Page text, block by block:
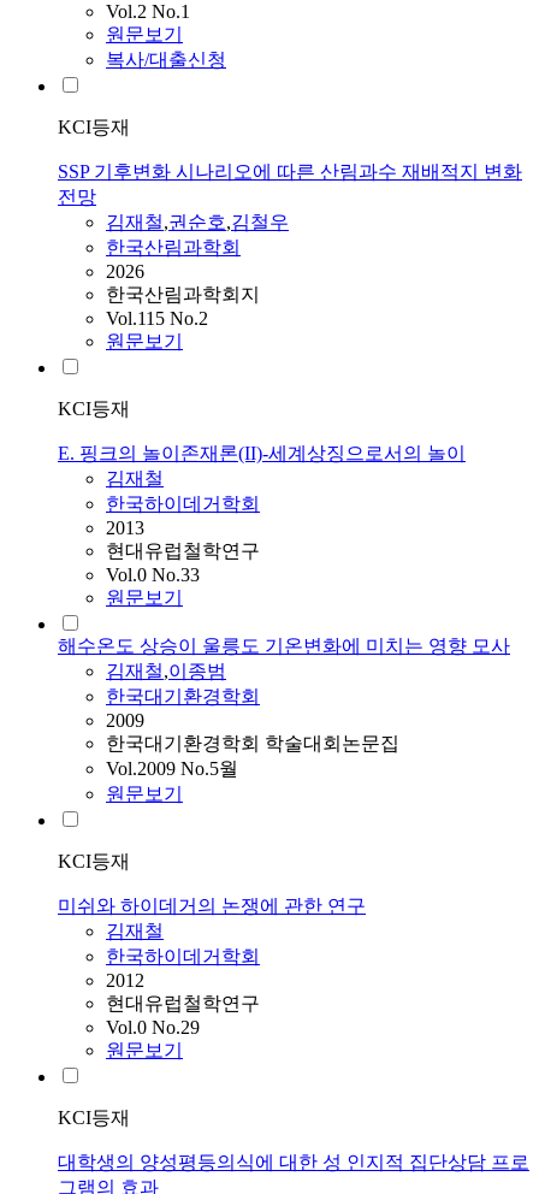
Vol.2 No.1
원문보기
복사/대출신청
KCI등재
SSP 기후변화 시나리오에 따른 산림과수 재배적지 변화
전망
김재철,권순호,김철우
한국산림과학회
2026
한국산림과학회지
Vol.115 No.2
원문보기
KCI등재
E. 핑크의 놀이존재론(II)-세계상징으로서의 놀이
김재철
한국하이데거학회
2013
현대유럽철학연구
Vol.0 No.33
원문보기
해수온도 상승이 울릉도 기온변화에 미치는 영향 모사
김재철,이종범
한국대기환경학회
2009
한국대기환경학회 학술대회논문집
Vol.2009 No.5월
원문보기
KCI등재
미쉬와 하이데거의 논쟁에 관한 연구
김재철
한국하이데거학회
2012
현대유럽철학연구
Vol.0 No.29
원문보기
KCI등재
대학생의 양성평등의식에 대한 성 인지적 집단상담 프로
그램의 효과